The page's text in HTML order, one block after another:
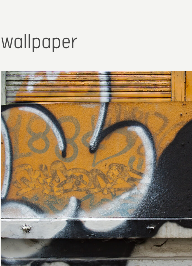
wallpaper
1. April 2014